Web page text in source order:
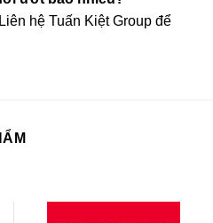
hệ Tuấn Kiệt Group để